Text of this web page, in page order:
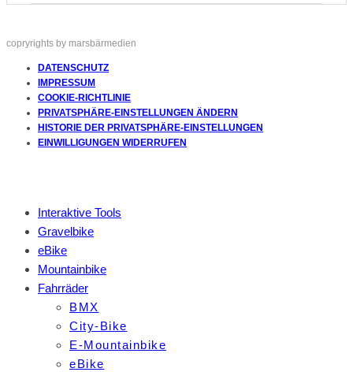
copryrights by marsbärmedien
DATENSCHUTZ
IMPRESSUM
COOKIE-RICHTLINIE
PRIVATSPHÄRE-EINSTELLUNGEN ÄNDERN
HISTORIE DER PRIVATSPHÄRE-EINSTELLUNGEN
EINWILLIGUNGEN WIDERRUFEN
Interaktive Tools
Gravelbike
eBike
Mountainbike
Fahrräder
BMX
City-Bike
E-Mountainbike
eBike